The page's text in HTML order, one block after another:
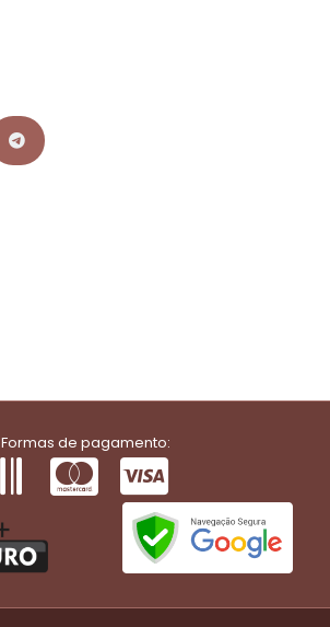
Formas de pagamento: